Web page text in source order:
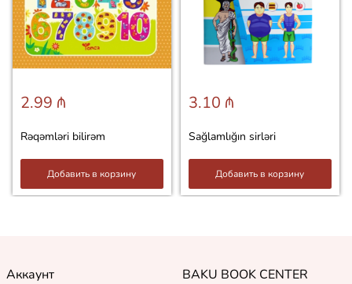
2.99 ₼
Rəqəmləri bilirəm
Добавить в корзину
3.10 ₼
Sağlamlığın sirləri
Добавить в корзину
Аккаунт
BAKU BOOK CENTER